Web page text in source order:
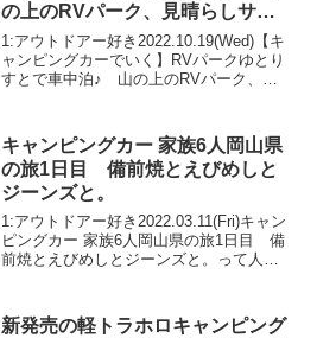
の上のRVパーク、見晴らしサイ
コー！ 宿泊者、まっちゃん1人
(笑) なんか心細い…
1:アウトドアー好き2022.10.19(Wed)【キ
ャンピングカーでいく】RVパークゆとり
すとで車中泊♪ 山の上のRVパーク、見
しいぞ、見逃さないで！！2:...
キャンピングカー 家族6人岡山県
の旅1日目 備前焼とえびめしと
ジーンズと。
1:アウトドアー好き2022.03.11(Fri)キャン
ピングカー 家族6人岡山県の旅1日目 備
前焼とえびめしとジーンズと。って人気
注目です！3:ア...
新発売の軽トラホロキャンピング